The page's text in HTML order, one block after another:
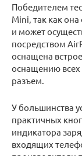
Победителем
Mini, так как
и может
посредством
оснащена
оснащению всех
разъем.
У большинства
практичных
индикатора
входящих